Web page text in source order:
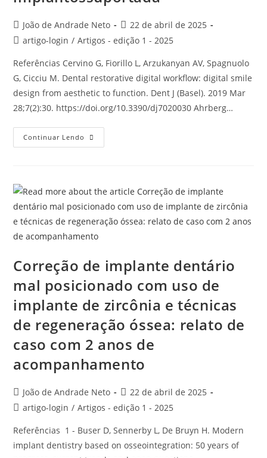
João de Andrade Neto
22 de abril de 2025
artigo-login / Artigos - edição 1 - 2025
Referências Cervino G, Fiorillo L, Arzukanyan AV, Spagnuolo
G, Cicciu M. Dental restorative digital workflow: digital smile
design from aesthetic to function. Dent J (Basel). 2019 Mar
28;7(2):30. https://doi.org/10.3390/dj7020030 Ahrberg…
Continuar Lendo
Correção de implante dentário
mal posicionado com uso de
implante de zircônia e técnicas
de regeneração óssea: relato de
caso com 2 anos de
acompanhamento
João de Andrade Neto
22 de abril de 2025
artigo-login / Artigos - edição 1 - 2025
Referências 1 - Buser D, Sennerby L, De Bruyn H. Modern
implant dentistry based on osseointegration: 50 years of